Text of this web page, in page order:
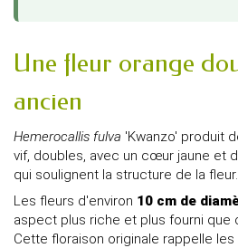
Une fleur orange
ancien
Hemerocallis fulva 'Kwanzo' produit
vif, doubles, avec un cœur jaune et
qui soulignent la structure de la fleur.
Les fleurs d'environ 10 cm de
aspect plus riche et plus fourni
Cette floraison originale rappelle